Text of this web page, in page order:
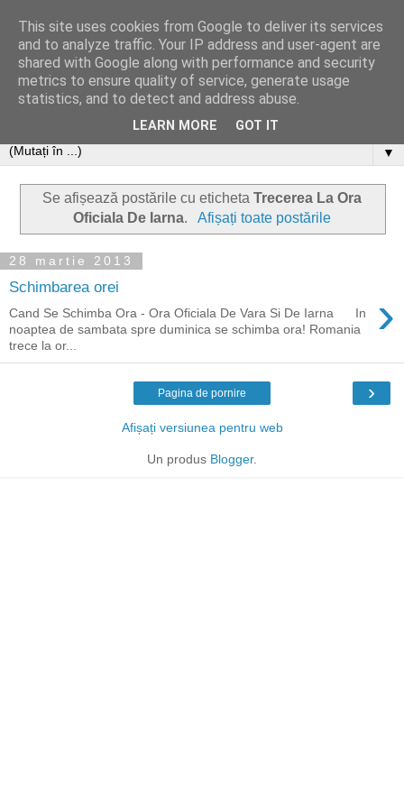
▼
Se afișează postările cu eticheta Trecerea La Ora
Oficiala De Iarna. Afișați toate postările
28 martie 2013
Schimbarea orei ›
Cand Se Schimba Ora - Ora Oficiala De Vara Si De Iarna In
noaptea de sambata spre duminica se schimba ora! Romania
trece la or...
›
Pagina de pornire
Afișați versiunea pentru web
Un produs Blogger.
This site uses cookies from Google to deliver its services
and to analyze traffic. Your IP address and user-agent are
shared with Google along with performance and security
metrics to ensure quality of service, generate usage
statistics, and to detect and address abuse.
LEARN MORE GOT IT